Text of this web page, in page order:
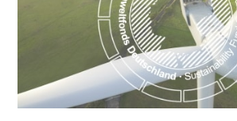
Managements